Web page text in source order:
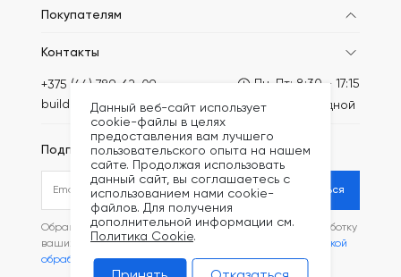
Покупателям
Контакты
+375 (44) 789-62-09
build@kronex-company.by
Пн-Пт: 8:30 - 17:15
Сб-вс: выходной
Подписаться на рассылку
Подписаться
Обращаясь в наш магазин, вы даете согласие на обработку
ваших
персональных данных
Политикой
обработки файлов Cookie.
Данный веб-сайт использует
cookie-файлы в целях
предоставления вам лучшего
пользовательского опыта на нашем
сайте. Продолжая использовать
данный сайт, вы соглашаетесь с
использованием нами cookie-
файлов. Для получения
дополнительной информации см.
Политика Cookie.